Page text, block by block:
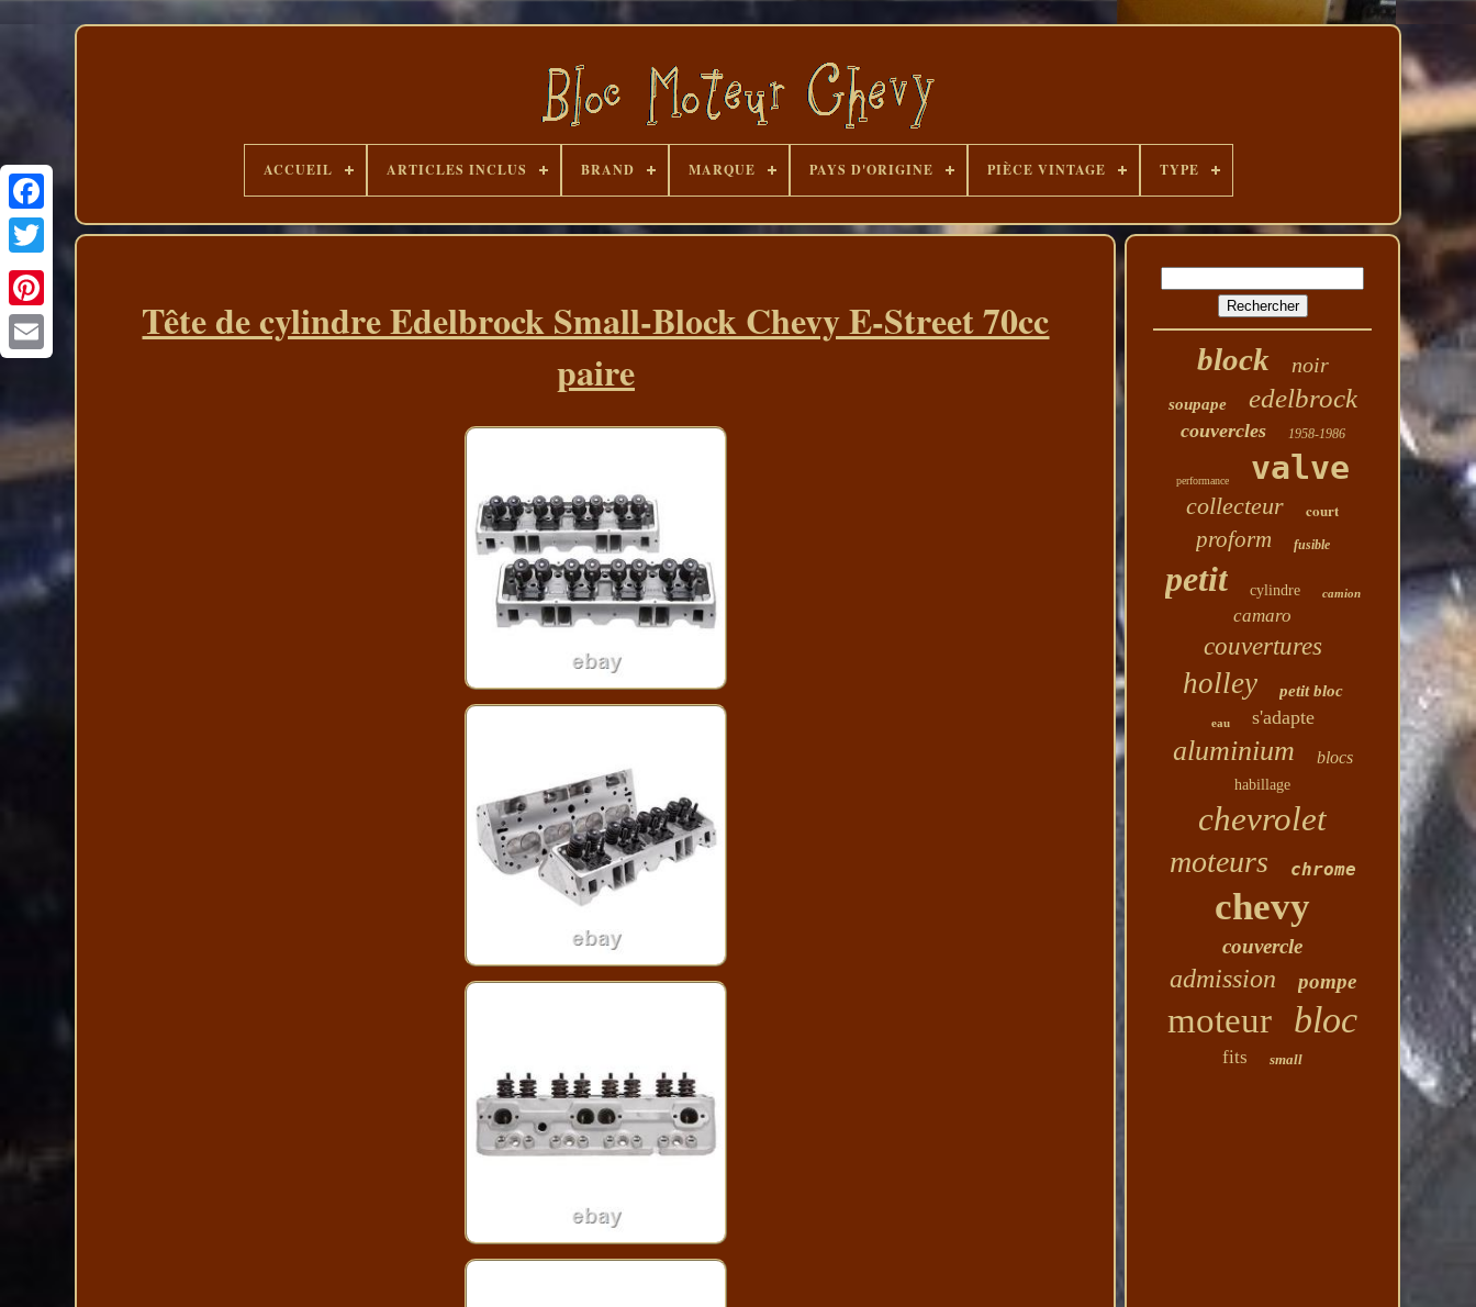
ACCUEIL ARTICLES INCLUS BRAND MARQUE PAYS D'ORIGINE PIÈCE VINTAGE TYPE
Tête de cylindre Edelbrock Small-Block Chevy E-Street 70cc
paire
block noir
soupape edelbrock
couvercles 1958-1986
performance valve
collecteur court
proform fusible
petit cylindre camion
camaro
couvertures
holley petit bloc
eau s'adapte
aluminium blocs
habillage
chevrolet
moteurs chrome
chevy
couvercle
admission pompe
moteur bloc
fits small